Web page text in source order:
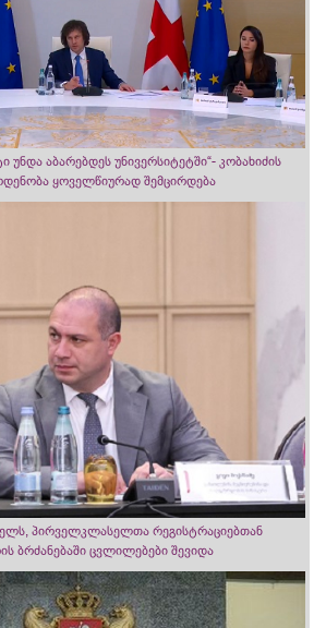
უნდა აბარებდეს უნივერსიტეტში“- კობახიძის
ყოველწიურად შემცირდება
პირველკლასელთა რეგისტრაციებთან
ბრძანებაში ცვლილებები შევიდა